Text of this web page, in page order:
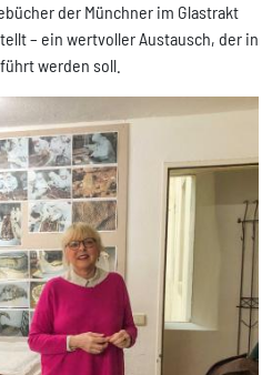
der Münchner im Glastrakt
– ein wertvoller Austausch, der in
werden soll.